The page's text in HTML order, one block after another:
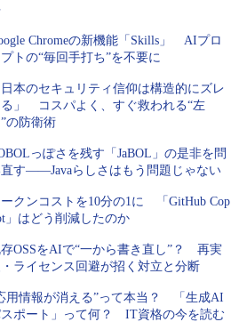
Chromeの新機能「Skills」 AIプロ
トの“毎回手打ち”を不要に
本のセキュリティ信仰は構造的にズレ
」 コスパよく、すぐ救われる“左
の防衛術
っぽさを残す「JaBOL」の是非を問
す――Javaらしさはもう問題じゃない
クンコストを10分の1に 「GitHub Cop
」はどう削減したのか
OSSをAIで“一から書き直し”？ 再実
ライセンス回避が招く対立と分断
用情報が消える”って本当？ 「生成AI
ポート」って何？ IT資格の今を読む